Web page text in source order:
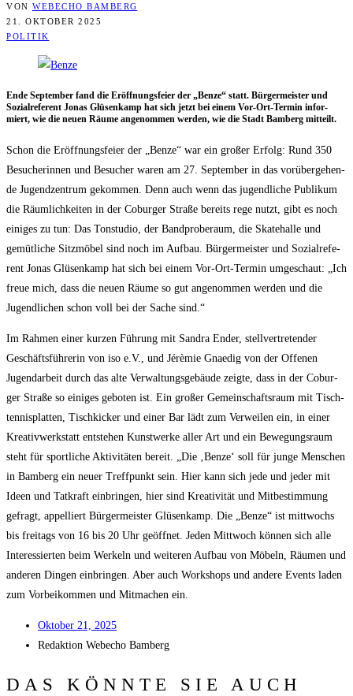
VON WEBECHO BAMBERG
21. OKTOBER 2025
POLITIK
Ende Sep­tem­ber fand die Eröff­nungs­fei­er der „Ben­ze“ statt. Bür­ger­meis­ter und
Sozi­al­re­fe­rent Jonas Glüsen­kamp hat sich jetzt bei einem Vor-Ort-Ter­min infor­
miert, wie die neu­en Räu­me ange­nom­men wer­den, wie die Stadt Bam­berg mitteilt.
Schon die Eröff­nungs­fei­er der „Ben­ze“ war ein gro­ßer Erfolg: Rund 350
Besu­che­rin­nen und Besu­cher waren am 27. Sep­tem­ber in das vor­über­ge­hen­
de Jugend­zen­trum gekom­men. Denn auch wenn das jugend­li­che Publi­kum
die Räum­lich­kei­ten in der Cobur­ger Stra­ße bereits rege nutzt, gibt es noch
eini­ges zu tun: Das Ton­stu­dio, der Band­pro­be­raum, die Ska­te­hal­le und
gemüt­li­che Sitz­mö­bel sind noch im Auf­bau. Bür­ger­meis­ter und Sozi­al­re­fe­
rent Jonas Glüsen­kamp hat sich bei einem Vor-Ort-Ter­min umge­schaut: „Ich
freue mich, dass die neu­en Räu­me so gut ange­nom­men wer­den und die
Jugend­li­chen schon voll bei der Sache sind.“
Im Rah­men einer kur­zen Füh­rung mit San­dra Ender, stell­ver­tre­ten­der
Geschäfts­füh­re­rin von iso e.V., und Jérè­mie Gnae­dig von der Offe­nen
Jugend­ar­beit durch das alte Ver­wal­tungs­ge­bäu­de zeig­te, dass in der Cobur­
ger Stra­ße so eini­ges gebo­ten ist. Ein gro­ßer Gemein­schafts­raum mit Tisch­
ten­nis­plat­ten, Tisch­ki­cker und einer Bar lädt zum Ver­wei­len ein, in einer
Krea­tiv­werk­statt ent­ste­hen Kunst­wer­ke aller Art und ein Bewe­gungs­raum
steht für sport­li­che Akti­vi­tä­ten bereit. „Die ‚Ben­ze‘ soll für jun­ge Men­schen
in Bam­berg ein neu­er Treff­punkt sein. Hier kann sich jede und jeder mit
Ideen und Tat­kraft ein­brin­gen, hier sind Krea­ti­vi­tät und Mit­be­stim­mung
gefragt, appel­liert Bür­ger­meis­ter Glüsen­kamp. Die „Ben­ze“ ist mitt­wochs
bis frei­tags von 16 bis 20 Uhr geöff­net. Jeden Mitt­woch kön­nen sich alle
Inter­es­sier­ten beim Wer­keln und wei­te­ren Auf­bau von Möbeln, Räu­men und
ande­ren Din­gen ein­brin­gen. Aber auch Work­shops und ande­re Events laden
zum Vor­bei­kom­men und Mit­ma­chen ein.
Okto­ber 21, 2025
Redak­ti­on Web­echo Bamberg
DAS KÖNNTE SIE AUCH